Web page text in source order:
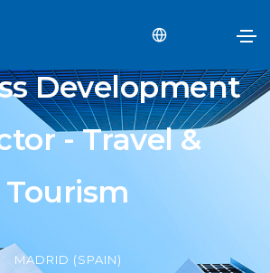
Development
- Travel &
Tourism
MADRID (SPAIN)